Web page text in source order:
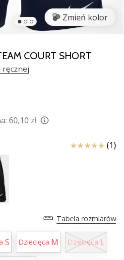
Zmień kolor
COURT SHORT
ręcznej
60,10 zł
Ocena (1)
Tabela rozmiarów
S Dziecięca M Dziecięca L